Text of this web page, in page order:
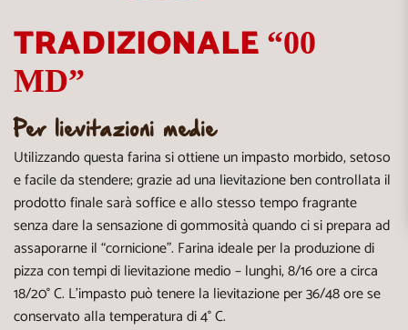
TRADIZIONALE “00
MD”
Per lievitazioni medie
Utilizzando questa farina si ottiene un impasto morbido, setoso
e facile da stendere; grazie ad una lievitazione ben controllata il
prodotto finale sarà soffice e allo stesso tempo fragrante
senza dare la sensazione di gommosità quando ci si prepara ad
assaporarne il “cornicione”. Farina ideale per la produzione di
pizza con tempi di lievitazione medio – lunghi, 8/16 ore a circa
18/20° C. L’impasto può tenere la lievitazione per 36/48 ore se
conservato alla temperatura di 4° C.